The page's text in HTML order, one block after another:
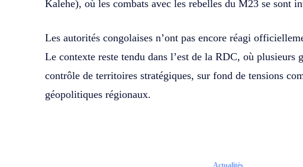
Kalehe), où les combats avec les rebelles du M23 se sont
Les autorités congolaises n’ont pas encore réagi
Le contexte reste tendu dans l’est de la RDC, où plusieurs
contrôle de territoires stratégiques, sur fond de tensions
géopolitiques régionaux.
Actualités